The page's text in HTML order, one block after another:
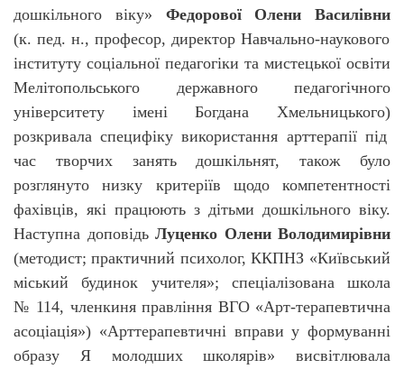
дошкільного віку» Федорової Олени Василівни
(к. пед. н., професор, директор Навчально-наукового
інституту соціальної педагогіки та мистецької освіти
Мелітопольського державного педагогічного
університету імені Богдана Хмельницького)
розкривала специфіку використання арттерапії під
час творчих занять дошкільнят, також було
розглянуто низку критеріїв щодо компетентності
фахівців, які працюють з дітьми дошкільного віку.
Наступна доповідь Луценко Олени Володимирівни
(методист; практичний психолог, ККПНЗ «Київський
міський будинок учителя»; спеціалізована школа
№ 114, членкиня правління ВГО «Арт-терапевтична
асоціація») «Арттерапевтичні вправи у формуванні
образу Я молодших школярів» висвітлювала